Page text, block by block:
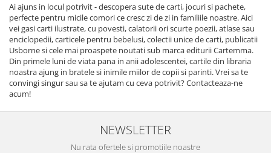
Ai ajuns in locul potrivit - descopera sute de carti, jocuri si pachete,
perfecte pentru micile comori ce cresc zi de zi in familiile noastre. Aici
vei gasi carti ilustrate, cu povesti, calatorii ori scurte poezii, atlase sau
enciclopedii, carticele pentru bebelusi, colectii unice de carti, publicatii
Usborne si cele mai proaspete noutati sub marca editurii Cartemma.
Din primele luni de viata pana in anii adolescentei, cartile din libraria
noastra ajung in bratele si inimile miilor de copii si parinti. Vrei sa te
convingi singur sau sa te ajutam cu ceva potrivit? Contacteaza-ne
acum!
NEWSLETTER
Nu rata ofertele si promotiile noastre